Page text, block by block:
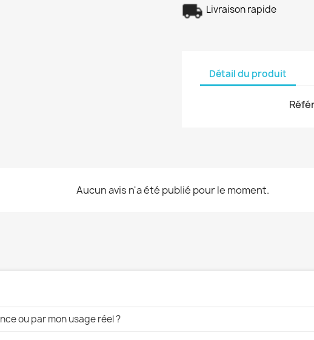
Livraison rapide
Détail du produit
Aucun avis n'a été publié pour le moment.
ou par mon usage réel ?